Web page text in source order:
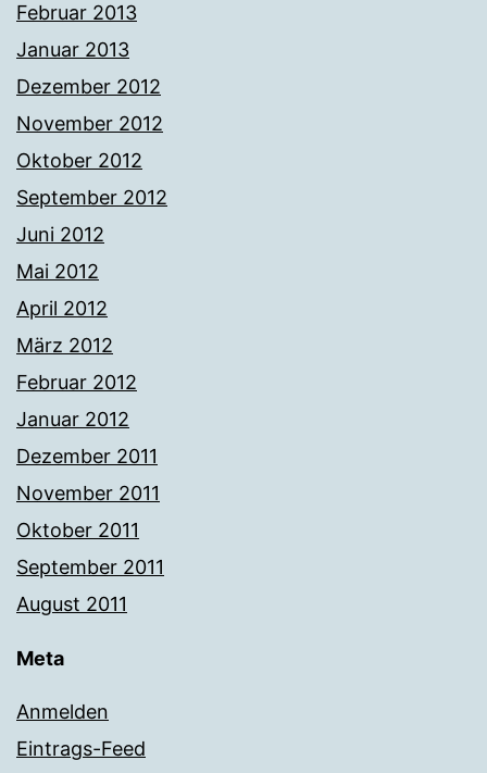
Februar 2013
Januar 2013
Dezember 2012
November 2012
Oktober 2012
September 2012
Juni 2012
Mai 2012
April 2012
März 2012
Februar 2012
Januar 2012
Dezember 2011
November 2011
Oktober 2011
September 2011
August 2011
Meta
Anmelden
Eintrags-Feed